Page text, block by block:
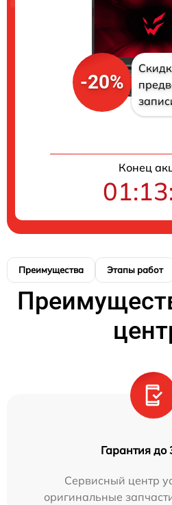
-20%
Конец
Преимущества Этапы работ
Гарантия до
Сервисный центр
оригинальные